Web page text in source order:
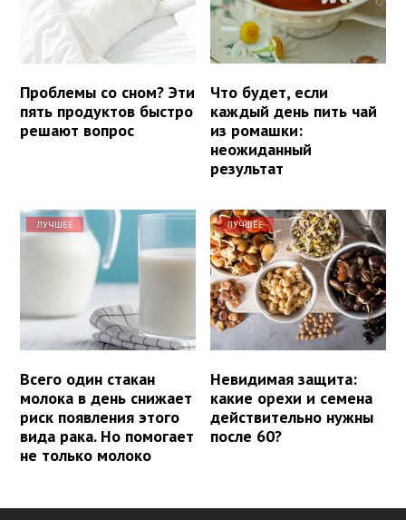
Проблемы со сном? Эти
пять продуктов быстро
решают вопрос
Что будет, если
каждый день пить чай
из ромашки:
неожиданный
результат
ЛУЧШЕЕ
Всего один стакан
молока в день снижает
риск появления этого
вида рака. Но помогает
не только молоко
ЛУЧШЕЕ
Невидимая защита:
какие орехи и семена
действительно нужны
после 60?